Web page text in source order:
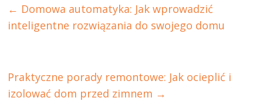
← Domowa automatyka: Jak wprowadzić
inteligentne rozwiązania do swojego domu
Praktyczne porady remontowe: Jak ocieplić i
izolować dom przed zimnem →